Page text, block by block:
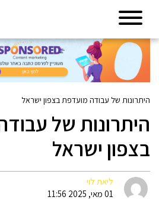
היתרונות של עבודה מועדפת בצפון ישראל
היתרונות של
בצפון ישראל
ליאת לוי
01 מאי, 2025 11:56